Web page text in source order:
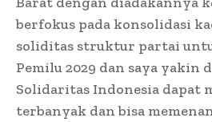
berfokus pada konsolidasi
soliditas struktur partai
Pemilu 2029 dan saya yakin
Solidaritas Indonesia dapat
terbanyak dan bisa